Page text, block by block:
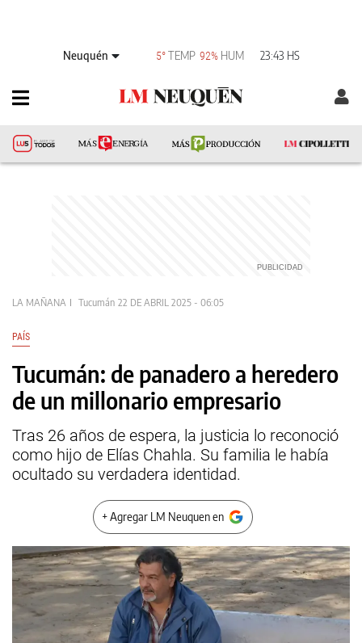
Neuquén 5° TEMP 92% HUM 23:43 HS
LA MAÑANA Tucumán 22 DE ABRIL 2025 - 06:05
PAÍS
Tucumán: de panadero a heredero
de un millonario empresario
Tras 26 años de espera, la justicia lo reconoció
como hijo de Elías Chahla. Su familia le había
ocultado su verdadera identidad.
+ Agregar LM Neuquen en